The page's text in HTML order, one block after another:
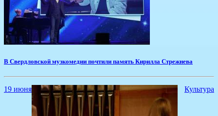
В Свердловской музкомедии почтили память Кирилла Стрежнева
19 июня Культура